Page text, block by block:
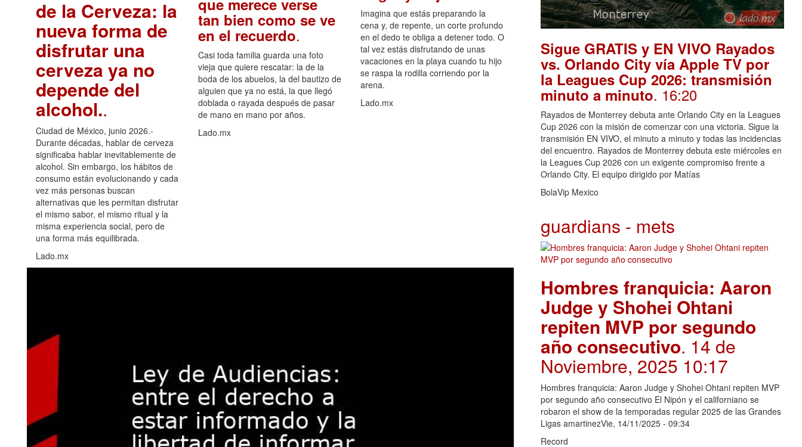
de la Cerveza: la
nueva forma de
disfrutar una
cerveza ya no
depende del
alcohol..
Ciudad de México, junio 2026.-
Durante décadas, hablar de cerveza
significaba hablar inevitablemente de
alcohol. Sin embargo, los hábitos de
consumo están evolucionando y cada
vez más personas buscan
alternativas que les permitan disfrutar
el mismo sabor, el mismo ritual y la
misma experiencia social, pero de
una forma más equilibrada.
Lado.mx
tan bien como se ve
en el recuerdo.
Casi toda familia guarda una foto
vieja que quiere rescatar: la de la
boda de los abuelos, la del bautizo de
alguien que ya no está, la que llegó
doblada o rayada después de pasar
de mano en mano por años.
Lado.mx
Imagina que estás preparando la
cena y, de repente, un corte profundo
en el dedo te obliga a detener todo. O
tal vez estás disfrutando de unas
vacaciones en la playa cuando tu hijo
se raspa la rodilla corriendo por la
arena.
Lado.mx
Sigue GRATIS y EN VIVO Rayados
vs. Orlando City vía Apple TV por
la Leagues Cup 2026: transmisión
minuto a minuto. 16:20
Rayados de Monterrey debuta ante Orlando City en la Leagues
Cup 2026 con la misión de comenzar con una victoria. Sigue la
transmisión EN VIVO, el minuto a minuto y todas las incidencias
del encuentro. Rayados de Monterrey debuta este miércoles en
la Leagues Cup 2026 con un exigente compromiso frente a
Orlando City. El equipo dirigido por Matías
BolaVip Mexico
guardians - mets
Hombres franquicia: Aaron
Judge y Shohei Ohtani
repiten MVP por segundo
año consecutivo. 14 de
Noviembre, 2025 10:17
Hombres franquicia: Aaron Judge y Shohei Ohtani repiten MVP
por segundo año consecutivo El Nipón y el californiano se
robaron el show de la temporadas regular 2025 de las Grandes
Ligas amartinezVie, 14/11/2025 - 09:34
Record